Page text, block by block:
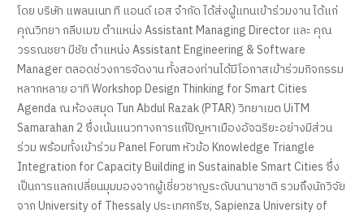
โดย บริษัท แพลนเนท ที แอนด์ เอส จำกัด ได้ส่งผู้แทนเข้าร่วมงาน ได้แก่
คุณวิทยา กลีบเมฆ ตำแหน่ง Assistant Managing Director และ คุณ
วรรณชยา มีชัย ตำแหน่ง Assistant Engineering & Software
Manager ตลอดช่วงการจัดงาน ทั้งสองท่านได้มีโอกาสเข้าร่วมกิจกรรม
หลากหลาย อาทิ Workshop Design Thinking for Smart Cities
Agenda ณ ห้องสมุด Tun Abdul Razak (PTAR) วิทยาเขต UiTM
Samarahan 2 ซึ่งเน้นแนวทางการแก้ปัญหาเมืองอัจฉริยะอย่างมีส่วน
ร่วม พร้อมทั้งเข้าร่วม Panel Forum หัวข้อ Knowledge Triangle
Integration for Capacity Building in Sustainable Smart Cities ซึ่ง
เป็นการแลกเปลี่ยนมุมมองจากผู้เชี่ยวชาญระดับนานาชาติ รวมถึงนักวิจัย
จาก University of Thessaly ประเทศกรีซ, Sapienza University of